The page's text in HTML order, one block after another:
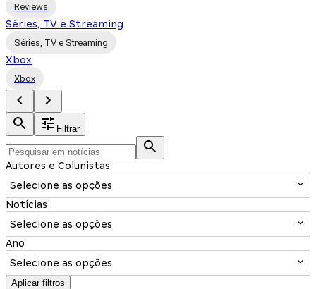
Reviews
Séries, TV e Streaming
Séries, TV e Streaming
Xbox
Xbox
Filtrar
Autores e Colunistas
Selecione as opções
Notícias
Selecione as opções
Ano
Selecione as opções
Aplicar filtros